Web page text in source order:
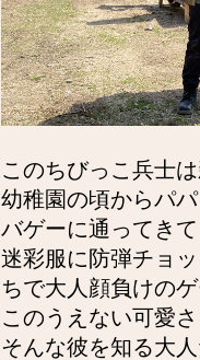
このちびっこ兵士
幼稚園の頃からパ
バゲーに通ってき
迷彩服に防弾チョ
ちで大人顔負けの
このうえない可愛
そんな彼を知る大